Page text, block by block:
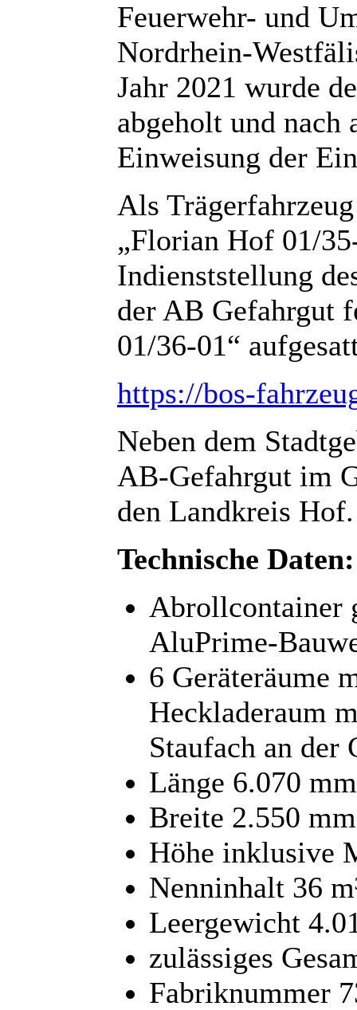
Feuerwehr- und
Nordrhein-
Jahr 2021 wurde
abgeholt und nach
Einweisung der
Als
„Florian Hof 01/
Indienststellung
der AB Gefahrgut
01/36-01“
https://bos-
Neben dem
AB-Gefahrgut im
den Landkreis Hof.
Technische Daten:
Abrollcontainer
AluPrime-
6 Geräteräume
Heckladeraum
Staufach an der
Länge 6.070 mm
Breite 2.550 mm
Höhe inklusive
Nenninhalt 36
Leergewicht
zulässiges
Fabriknummer